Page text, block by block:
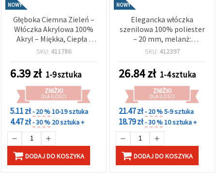
NOWY
Głęboka Ciemna Zieleń –
Włóczka Akrylowa 100%
Akryl – Miękka, Ciepła i
Trwała, ok. 50 g
SKU: 411786
6.39zł 1-9 sztuka
ZNIŻKI
DLA ILOŚCI
5.11 zł- 20 %10-19 sztuka
4.47 zł- 30 % 20 sztuka +
DODAJ DO KOSZYKA
NOWY
Elegancka włóczka
szenilowa 100% poliester
– 20 mm, melanż:
szampański, brąz i szary
luksusowa miękkość do
modnych projektów
rękodzieła i robótek
ręcznych
SKU: 412397
26.84zł 1-4 sztuka
ZNIŻKI
DLA ILOŚCI
21.47 zł- 20 %5-9 sztuka
18.79 zł- 30 %10 sztuka +
DODAJ DO KOSZYKA